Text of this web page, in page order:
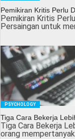
Pemikiran Kritis Perlu
Pemikiran Kritis
Persaingan untuk
PSYCHOLOGY
Tiga Cara Bekerja
Tiga Cara Bekerja
orang